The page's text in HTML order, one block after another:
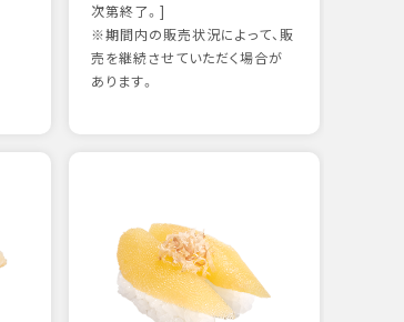
次第終了。]
※期間内の販売状況によって、販
売を継続させていただく場合が
あります。